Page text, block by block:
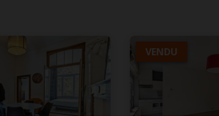
VENDU